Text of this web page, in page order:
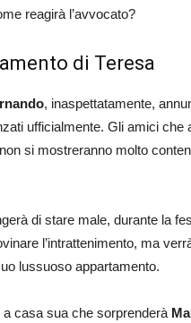
reagirà l’avvocato?
di Teresa
, inaspettatamente,
ufficialmente. Gli amici che
si mostreranno molto
di stare male, durante la
l’intrattenimento, ma
lussuoso appartamento.
a casa sua che sorprenderà